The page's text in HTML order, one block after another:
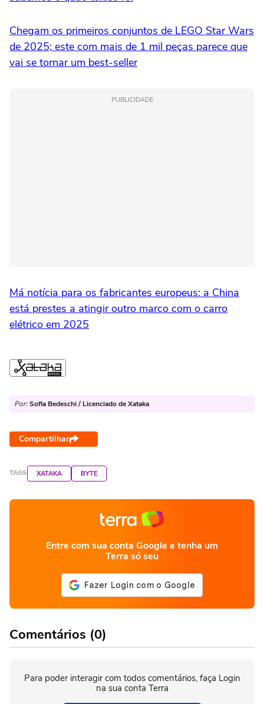
Chegam os primeiros conjuntos de LEGO Star Wars
de 2025; este com mais de 1 mil peças parece que
vai se tornar um best-seller
PUBLICIDADE
Má notícia para os fabricantes europeus: a China
está prestes a atingir outro marco com o carro
elétrico em 2025
Por: Sofia Bedeschi / Licenciado de Xataka
Compartilhar
TAGS XATAKA BYTE
Entre com sua conta Google e tenha um
Terra só seu
Comentários (0)
Para poder interagir com todos comentários, faça Login
na sua conta Terra